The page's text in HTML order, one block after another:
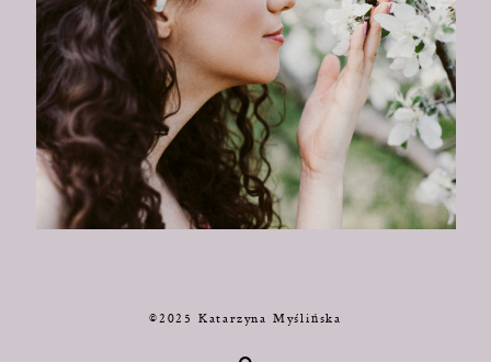
©2025 Katarzyna Myślińska